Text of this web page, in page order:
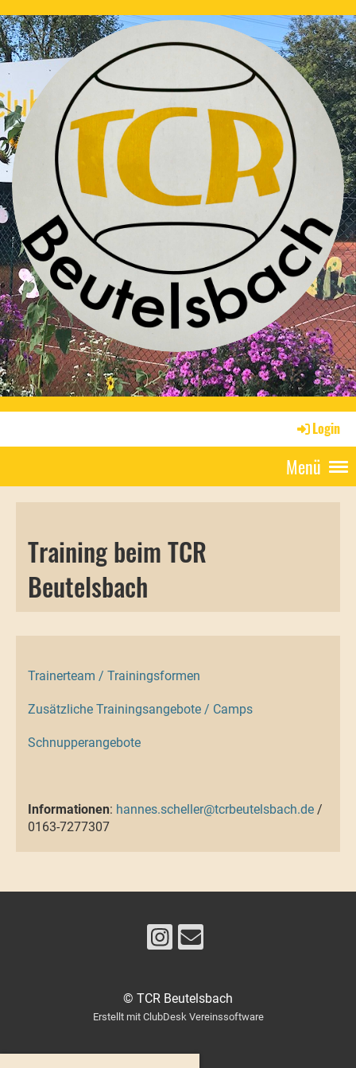
Login
Menü
Training beim TCR
Beutelsbach
Trainerteam / Trainingsformen
Zusätzliche Trainingsangebote / Camps
Schnupperangebote
Informationen: hannes.scheller@tcrbeutelsbach.de /
0163-7277307
© TCR Beutelsbach
Erstellt mit ClubDesk Vereinssoftware